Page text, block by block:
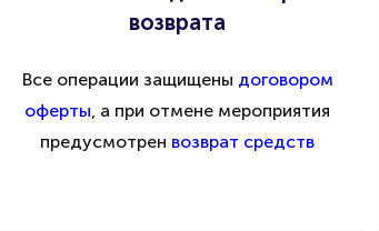
возврата
Все операции защищены договором
оферты , а при отмене мероприятия
предусмотрен возврат средств